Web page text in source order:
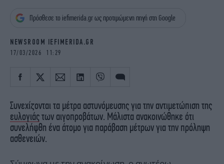
OSCARS
THE OCEAN
Πρόσθεσε το iefimerida.gr ως προτιμώμενη πηγή στη Google
NEWSROOM IEFIMERIDA.GR
17/03/2026 11:29
Συνεχίζονται τα μέτρα αστυνόμευσης για την αντιμετώπιση της
ευλογιάςτων αιγοπροβάτων. Μάλιστα ανακοινώθηκε ότι
συνελήφθη ένα άτομο για παράβαση μέτρων για την πρόληψη
ασθενειών.